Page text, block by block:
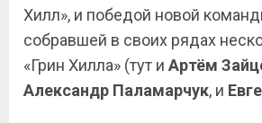
Хилл», и победой новой
собравшей в своих рядах
«Грин Хилла» (тут и Артём
Александр Паламарчук, и